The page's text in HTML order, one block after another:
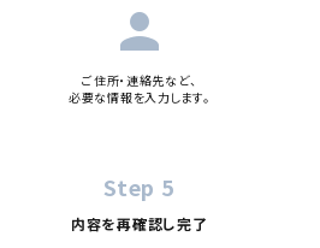
person
ご住所・連絡先など、
必要な情報を入力します。
Step 5
内容を再確認し完了